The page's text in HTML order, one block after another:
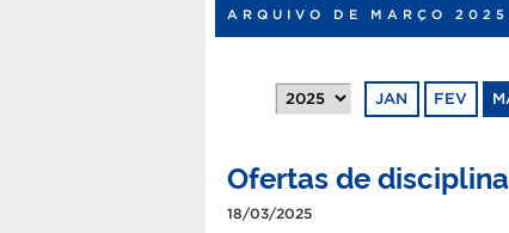
ARQUIVO DE MARÇO 2025
JAN FEV
Ofertas de
18/03/2025